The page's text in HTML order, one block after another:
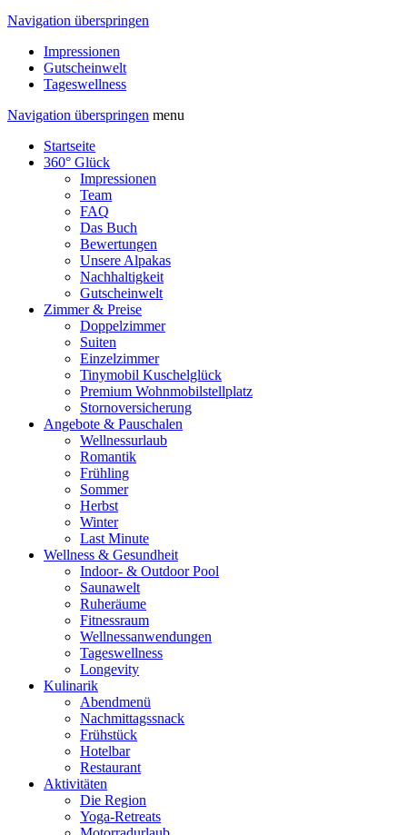
Navigation überspringen
Impressionen
Gutscheinwelt
Tageswellness
Navigation überspringen menu
Startseite
360° Glück
Impressionen
Team
FAQ
Das Buch
Bewertungen
Unsere Alpakas
Nachhaltigkeit
Gutscheinwelt
Zimmer & Preise
Doppelzimmer
Suiten
Einzelzimmer
Tinymobil Kuschelglück
Premium Wohnmobilstellplatz
Stornoversicherung
Angebote & Pauschalen
Wellnessurlaub
Romantik
Frühling
Sommer
Herbst
Winter
Last Minute
Wellness & Gesundheit
Indoor- & Outdoor Pool
Saunawelt
Ruheräume
Fitnessraum
Wellness­anwendungen
Tageswellness
Longevity
Kulinarik
Abendmenü
Nachmittagssnack
Frühstück
Hotelbar
Restaurant
Aktivitäten
Die Region
Yoga-Retreats